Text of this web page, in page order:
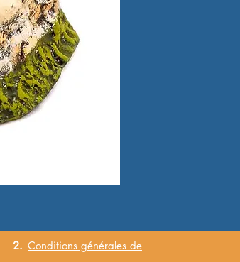
2. Conditions générales de